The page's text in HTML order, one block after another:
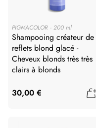
PIGMACOLOR 200 ml
Shampooing créateur de
reflets blond glacé -
Cheveux blonds très très
clairs à blonds
30,00 €